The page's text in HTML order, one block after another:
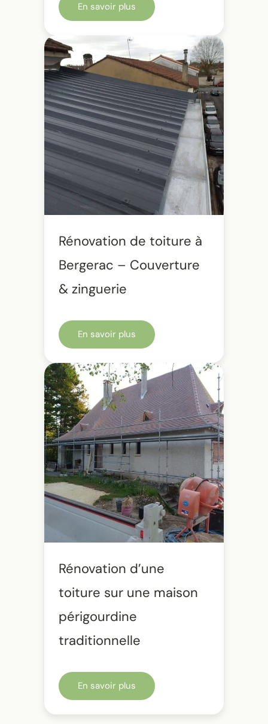
En savoir plus
Rénovation de toiture à
Bergerac – Couverture
& zinguerie
En savoir plus
Rénovation d’une
toiture sur une maison
périgourdine
traditionnelle
En savoir plus